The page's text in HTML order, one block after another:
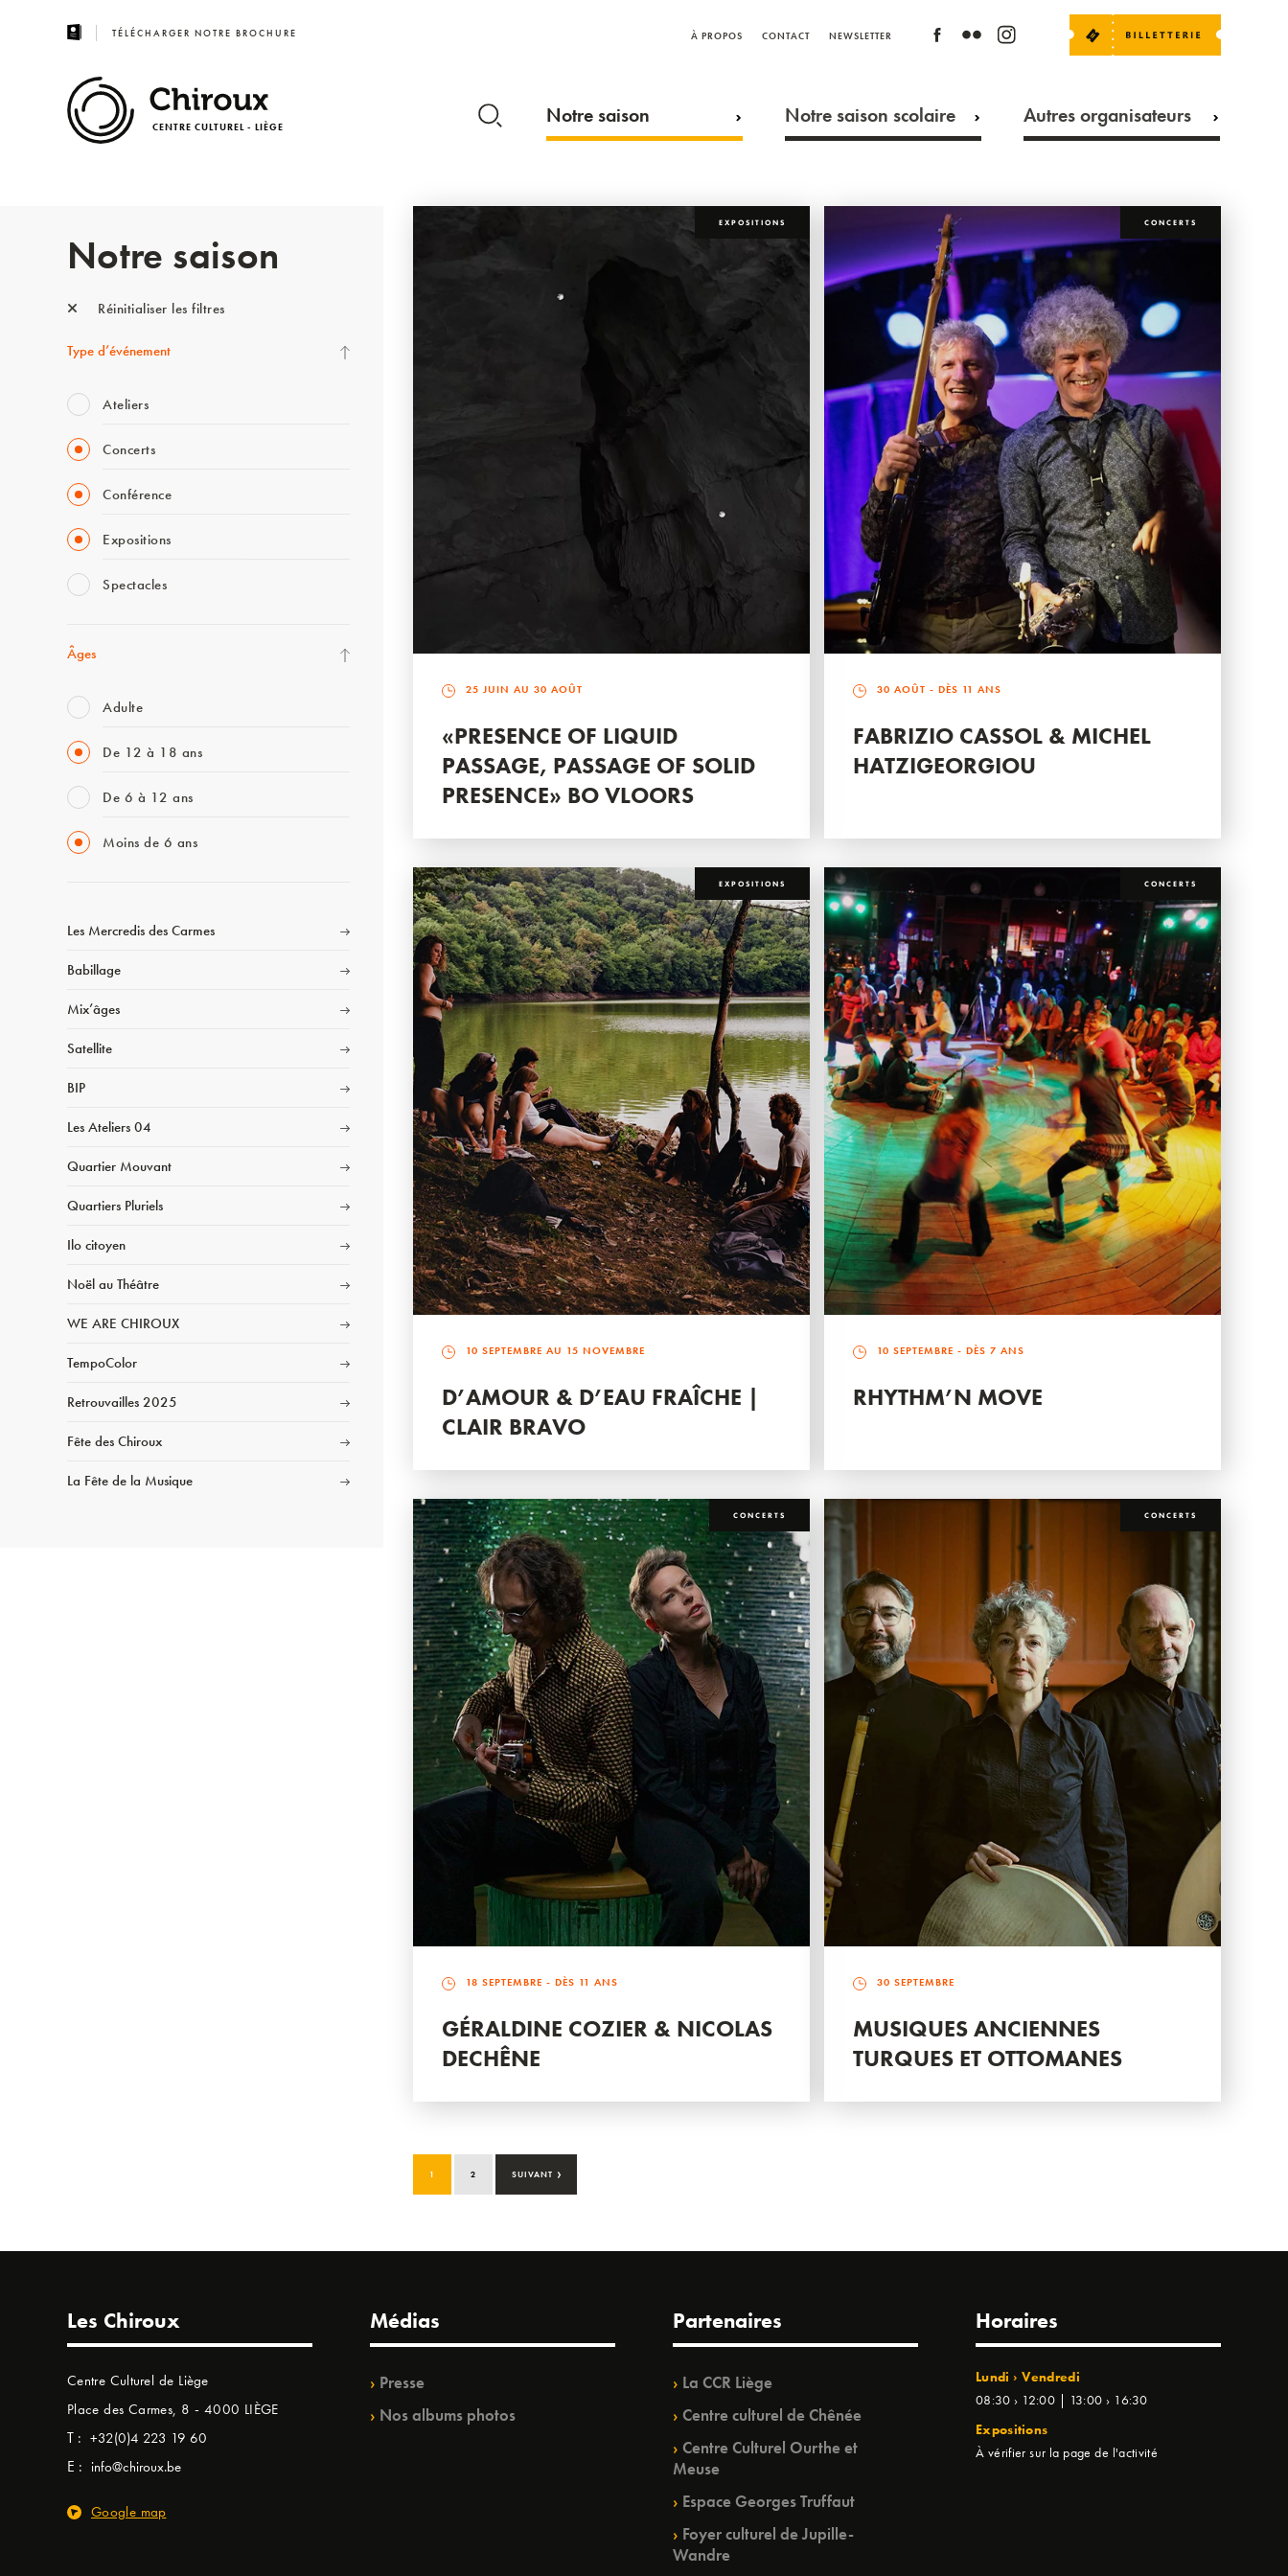
TÉLÉCHARGER NOTRE BROCHURE À PROPOS CONTACT NEWSLETTER
CENTRE CULTUREL - LIÈGE Notre saison Notre saison scolaire Autres organisateurs
Notre saison
Réinitialiser les filtres
Type d’événement
Ateliers
Concerts
Conférence
Expositions
Spectacles
Âges
Adulte
De 12 à 18 ans
De 6 à 12 ans
Moins de 6 ans
Les Mercredis des Carmes
Babillage
Mix’âges
Satellite
BIP
Les Ateliers 04
Quartier Mouvant
Quartiers Pluriels
Ilo citoyen
Noël au Théâtre
WE ARE CHIROUX
TempoColor
Retrouvailles 2025
Fête des Chiroux
La Fête de la Musique
EXPOSITIONS
25 JUIN AU 30 AOÛT
«PRESENCE OF LIQUID
PASSAGE, PASSAGE OF SOLID
PRESENCE» BO VLOORS
CONCERTS
30 AOÛT - DÈS 11 ANS
FABRIZIO CASSOL & MICHEL
HATZIGEORGIOU
EXPOSITIONS
10 SEPTEMBRE AU 15 NOVEMBRE
D’AMOUR & D’EAU FRAÎCHE |
CLAIR BRAVO
CONCERTS
10 SEPTEMBRE - DÈS 7 ANS
RHYTHM’N MOVE
CONCERTS
18 SEPTEMBRE - DÈS 11 ANS
GÉRALDINE COZIER & NICOLAS
DECHÊNE
CONCERTS
30 SEPTEMBRE
MUSIQUES ANCIENNES
TURQUES ET OTTOMANES
1 2 SUIVANT ›
Les Chiroux
Centre Culturel de Liège
Place des Carmes, 8 - 4000 LIÈGE
T : +32(0)4 223 19 60
E : info@chiroux.be
Google map
Médias
Presse
Nos albums photos
Partenaires
La CCR Liège
Centre culturel de Chênée
Centre Culturel Ourthe et
Meuse
Espace Georges Truffaut
Foyer culturel de Jupille-
Wandre
Horaires
Lundi › Vendredi
08:30 › 12:00 | 13:00 › 16:30
Expositions
À vérifier sur la page de l'activité